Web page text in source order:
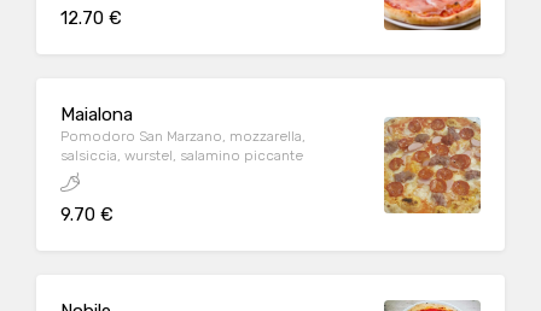
12.70 €
Maialona
Pomodoro San Marzano, mozzarella,
salsiccia, wurstel, salamino piccante
9.70 €